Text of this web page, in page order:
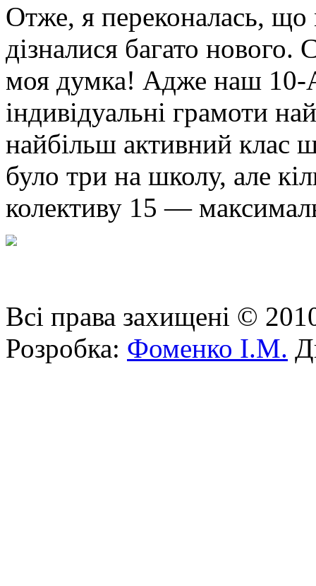
Отже, я переконалась, що
дізналися багато
моя думка! Адже наш 10-
індивідуальні грамоти
найбільш активний клас
було три на школу, але
колективу 15 —
Всі права захищені ©
Розробка: Фоменко І.М.